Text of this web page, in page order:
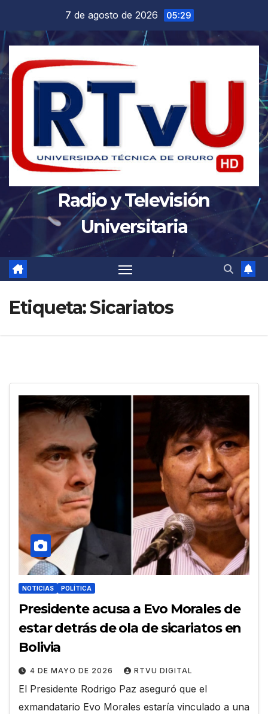
contenido
7 de agosto de 2026 05:29
Radio y Televisión
Universitaria
Etiqueta:Sicariatos
NOTICIAS POLÍTICA
Presidente acusa a Evo Morales de
estar detrás de ola de sicariatos en
Bolivia
4 DE MAYO DE 2026 RTVU DIGITAL
El Presidente Rodrigo Paz aseguró que el
exmandatario Evo Morales estaría vinculado a una